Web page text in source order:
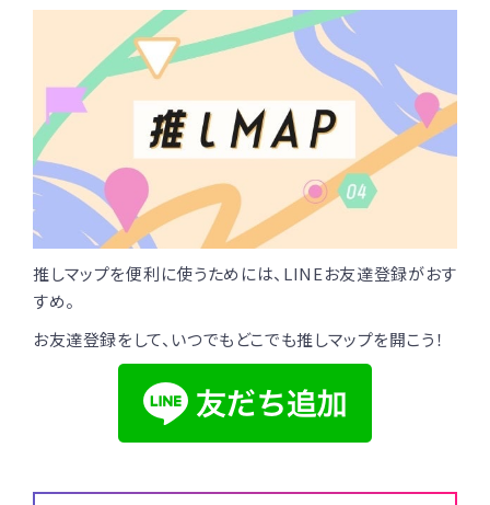
推しマップを便利に使うためには、LINEお友達登録がおす
すめ。
お友達登録をして、いつでもどこでも推しマップを開こう！